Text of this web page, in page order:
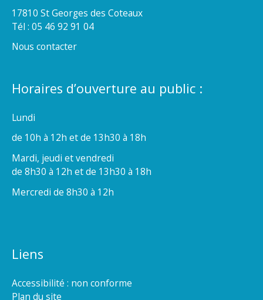
17810 St Georges des Coteaux
Tél : 05 46 92 91 04
Nous contacter
Horaires d’ouverture au public :
Lundi
de 10h à 12h et de 13h30 à 18h
Mardi, jeudi et vendredi
de 8h30 à 12h et de 13h30 à 18h
Mercredi de 8h30 à 12h
Liens
Accessibilité : non conforme
Plan du site